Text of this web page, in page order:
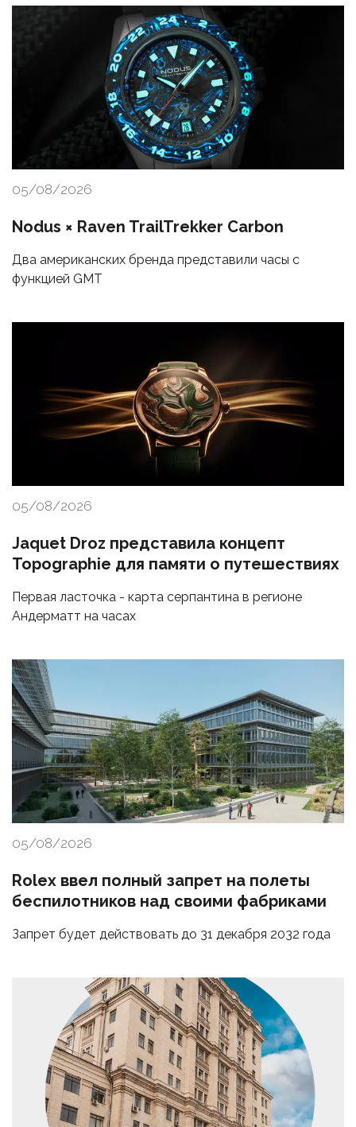
05/08/2026
Nodus × Raven TrailTrekker Carbon
Два американских бренда представили часы с
функцией GMT
05/08/2026
Jaquet Droz представила концепт
Topographie для памяти о путешествиях
Первая ласточка - карта серпантина в регионе
Андерматт на часах
05/08/2026
Rolex ввел полный запрет на полеты
беспилотников над своими фабриками
Запрет будет действовать до 31 декабря 2032 года